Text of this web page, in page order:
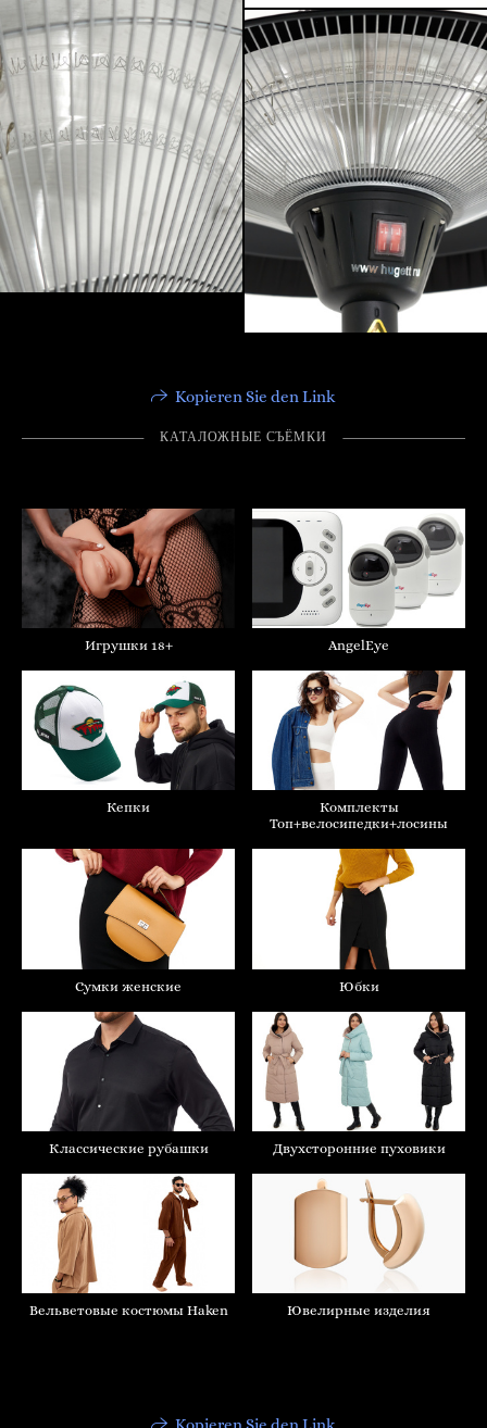
Kopieren Sie den Link
КАТАЛОЖНЫЕ СЪËМКИ
Игрушки 18+ AngelEye
Кепки
Комплекты
Топ+велосипедки+лосины
Сумки женские Юбки
Классические рубашки Двухсторонние пуховики
Вельветовые костюмы Haken Ювелирные изделия